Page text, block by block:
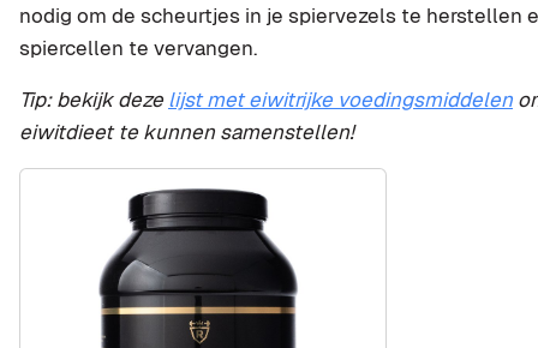
nodig om de scheurtjes in je spiervezels te herstellen
spiercellen te vervangen.
Tip: bekijk deze lijst met eiwitrijke voedingsmiddelen
eiwitdieet te kunnen samenstellen!